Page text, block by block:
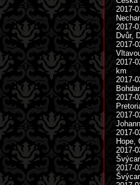
2017-
2017-
Dvůr,
2017-
2017-
km
2017-
2017-
2017-
2017-
Hope,
2017-
2017-